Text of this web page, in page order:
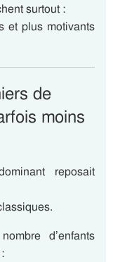
surtout :
et plus motivants
de
moins
reposait
d’enfants